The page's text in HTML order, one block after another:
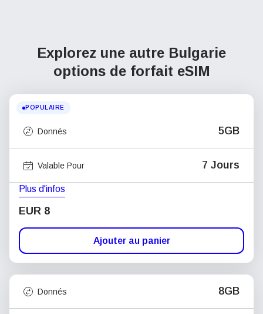
Explorez une autre Bulgarie
options de forfait eSIM
POPULAIRE
Donnés 5GB
Valable Pour 7 Jours
Plus d'infos
EUR 8
Ajouter au panier
Donnés 8GB